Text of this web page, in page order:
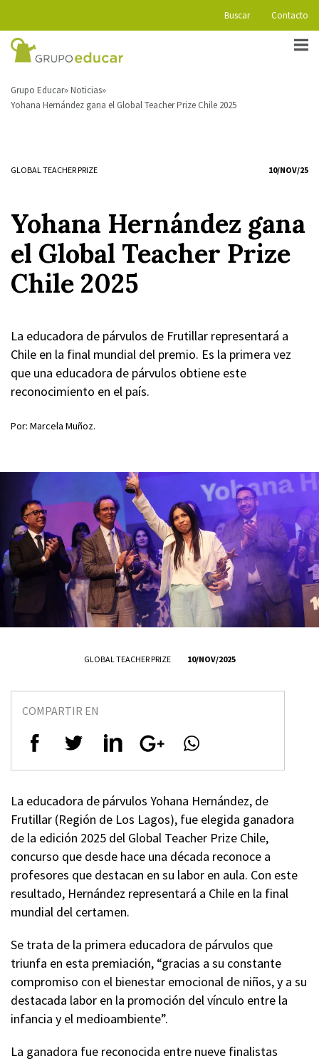
Buscar Contacto
Grupo Educar Noticias
Yohana Hernández gana el Global Teacher Prize Chile 2025
GLOBAL TEACHER PRIZE 10/NOV/25
Yohana Hernández gana
el Global Teacher Prize
Chile 2025
La educadora de párvulos de Frutillar representará a
Chile en la final mundial del premio. Es la primera vez
que una educadora de párvulos obtiene este
reconocimiento en el país.
Por: Marcela Muñoz.
GLOBAL TEACHER PRIZE 10/NOV/2025
COMPARTIR EN
La educadora de párvulos Yohana Hernández, de
Frutillar (Región de Los Lagos), fue elegida ganadora
de la edición 2025 del Global Teacher Prize Chile,
concurso que desde hace una década reconoce a
profesores que destacan en su labor en aula. Con este
resultado, Hernández representará a Chile en la final
mundial del certamen.
Se trata de la primera educadora de párvulos que
triunfa en esta premiación, “gracias a su constante
compromiso con el bienestar emocional de niños, y a su
destacada labor en la promoción del vínculo entre la
infancia y el medioambiente”.
La ganadora fue reconocida entre nueve finalistas